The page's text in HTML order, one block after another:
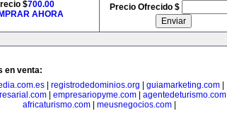
$700.00
AHORA
Precio Ofrecido $
en venta:
| registrodedominios.org guiamarketing.com|
| empresariopyme.com| agentedeturismo.com|
africaturismo.com| meusnegocios.com|